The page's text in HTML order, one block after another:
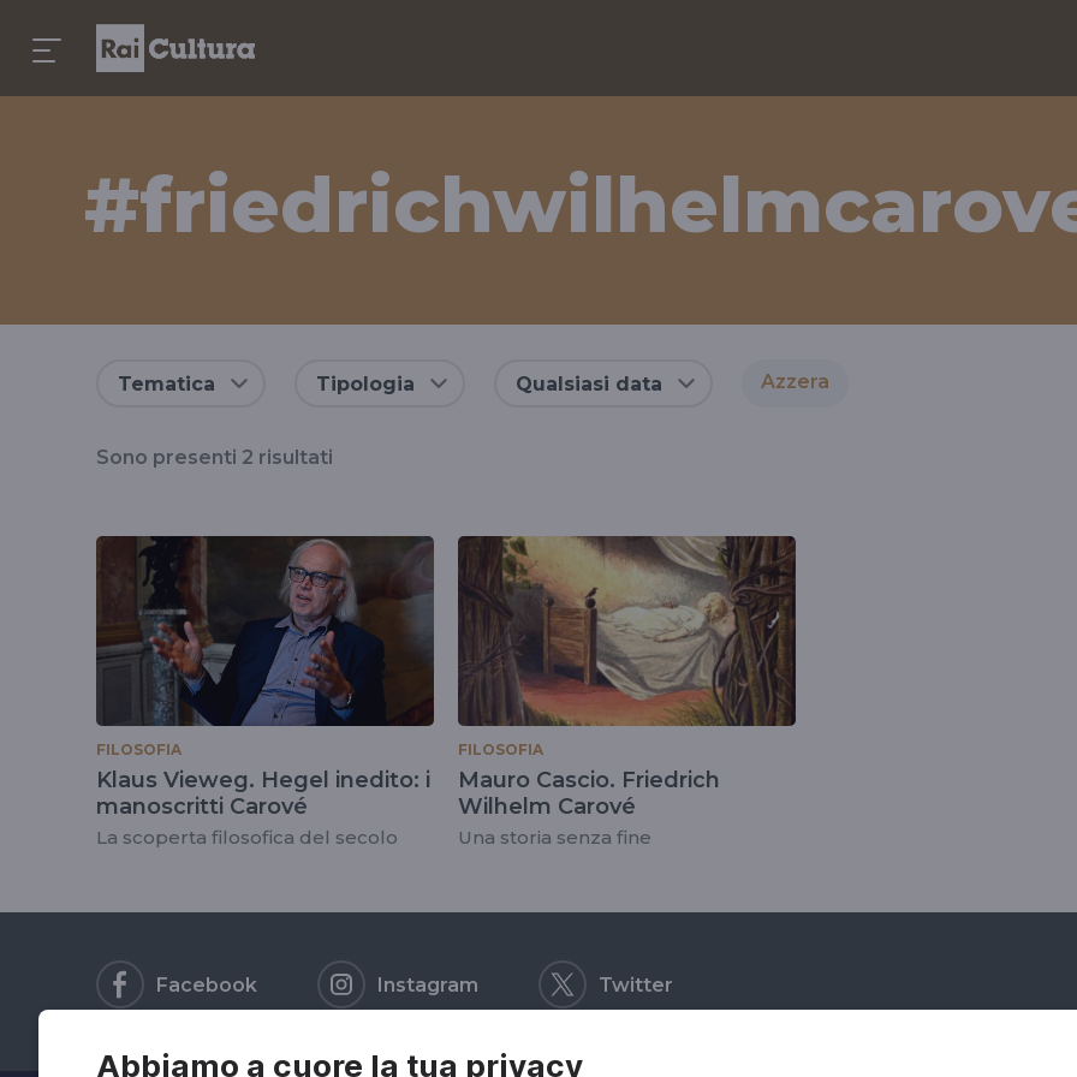
Abbiamo a cuore la tua privacy
tag
#friedrichwilhelmcarove
Tematica Tipologia Qualsiasi data Azzera
Sono presenti 2 risultati
FILOSOFIA
Klaus Vieweg. Hegel inedito: i
manoscritti Carové
La scoperta filosofica del secolo
FILOSOFIA
Mauro Cascio. Friedrich
Wilhelm Carové
Una storia senza fine
Facebook Instagram Twitter